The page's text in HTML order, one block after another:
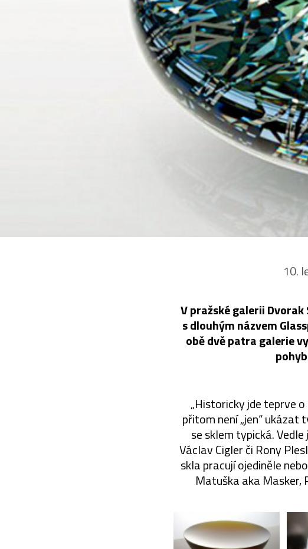
10.
V pražské galerii
s dlouhým názvem
obě dvě patra galerie
„Historicky jde teprve
přitom není „jen“ ukázat
se sklem typická.
Václav Cigler či Rony
skla pracují ojediněle
Matuška aka Masker,